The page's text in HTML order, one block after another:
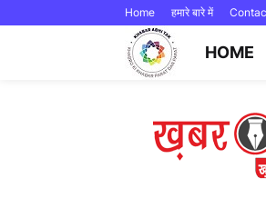
Home हमारे बारे में
HOME